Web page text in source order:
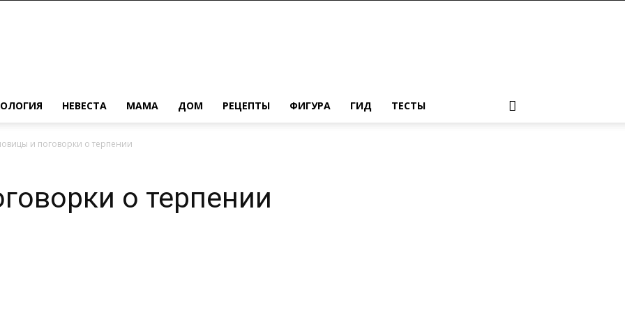
НЕВЕСТА МАМА ДОМ РЕЦЕПТЫ ФИГУРА ГИД ТЕСТЫ
и поговорки о терпении
о терпении